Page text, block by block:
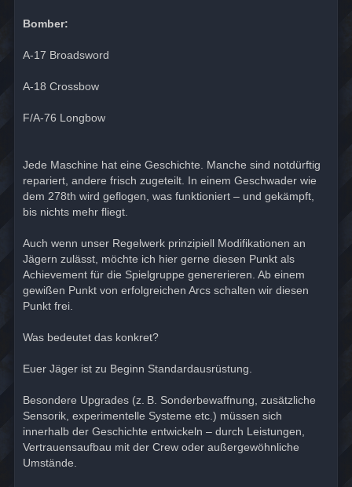
Bomber:
A-17 Broadsword
A-18 Crossbow
F/A-76 Longbow
Jede Maschine hat eine Geschichte. Manche sind notdürftig
repariert, andere frisch zugeteilt. In einem Geschwader wie
dem 278th wird geflogen, was funktioniert – und gekämpft,
bis nichts mehr fliegt.
Auch wenn unser Regelwerk prinzipiell Modifikationen an
Jägern zulässt, möchte ich hier gerne diesen Punkt als
Achievement für die Spielgruppe genererieren. Ab einem
gewißen Punkt von erfolgreichen Arcs schalten wir diesen
Punkt frei.
Was bedeutet das konkret?
Euer Jäger ist zu Beginn Standardausrüstung.
Besondere Upgrades (z. B. Sonderbewaffnung, zusätzliche
Sensorik, experimentelle Systeme etc.) müssen sich
innerhalb der Geschichte entwickeln – durch Leistungen,
Vertrauensaufbau mit der Crew oder außergewöhnliche
Umstände.